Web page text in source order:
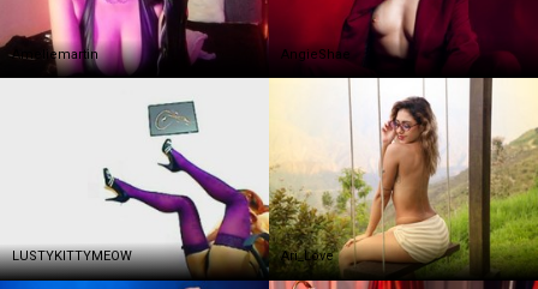
Ameliemartin AngieShae
LUSTYKITTYMEOW Ari_Love